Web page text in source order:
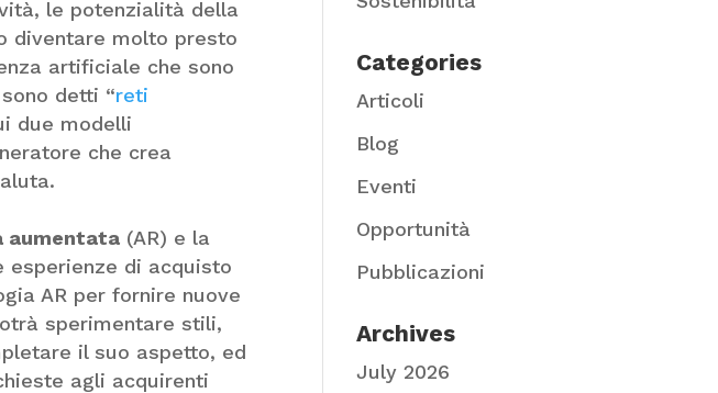
le potenzialità della
diventare molto presto
artificiale che sono
detti “reti
due modelli
che crea
aumentata (AR) e la
esperienze di acquisto
AR per fornire nuove
sperimentare stili,
il suo aspetto, ed
agli acquirenti
Categories
Articoli
Blog
Eventi
Opportunità
Pubblicazioni
Archives
July 2026